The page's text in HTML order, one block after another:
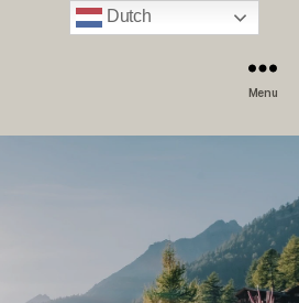
Menu
Dutch